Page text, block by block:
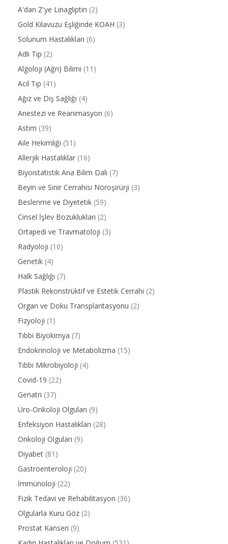
A'dan Z'ye Linagliptin (2)
Gold Kılavuzu Eşliğinde KOAH (3)
Solunum Hastalıkları (6)
Adli Tıp (2)
Algoloji (Ağrı) Bilimi (11)
Acil Tıp (41)
Ağız ve Diş Sağlığı (4)
Anestezi ve Reanimasyon (6)
Astım (39)
Aile Hekimliği (51)
Allerjik Hastalıklar (16)
Biyoistatistik Ana Bilim Dalı (7)
Beyin ve Sinir Cerrahisi Nöroşirürji (3)
Beslenme ve Diyetetik (59)
Cinsel İşlev Bozuklukları (2)
Ortapedi ve Travmatoloji (3)
Radyoloji (10)
Genetik (4)
Halk Sağlığı (7)
Plastik Rekonstrüktif ve Estetik Cerrahi (2)
Organ ve Doku Transplantasyonu (2)
Fizyoloji (1)
Tıbbi Biyokimya (7)
Endokrinoloji ve Metabolizma (15)
Tıbbi Mikrobiyoloji (4)
Covid-19 (22)
Geriatri (37)
Üro-Onkoloji Olguları (9)
Enfeksiyon Hastalıkları (28)
Onkoloji Olguları (9)
Diyabet (81)
Gastroenteroloji (20)
İmmünoloji (22)
Fizik Tedavi ve Rehabilitasyon (36)
Olgularla Kuru Göz (2)
Prostat Kanseri (9)